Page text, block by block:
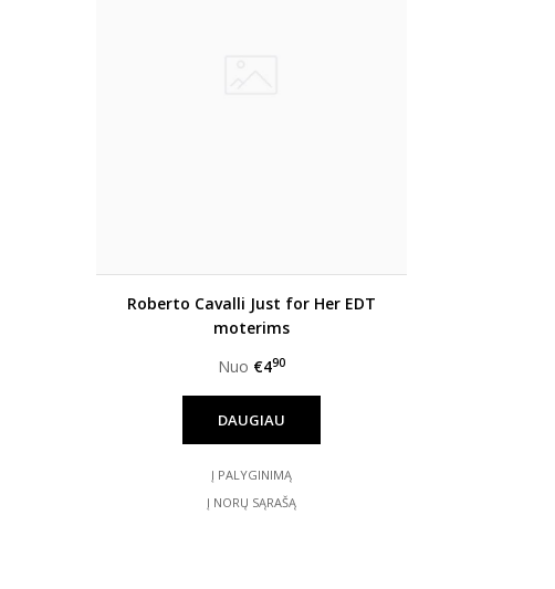
Roberto Cavalli Just for Her EDT
moterims
Nuo €490
DAUGIAU
Į PALYGINIMĄ
Į NORŲ SĄRAŠĄ